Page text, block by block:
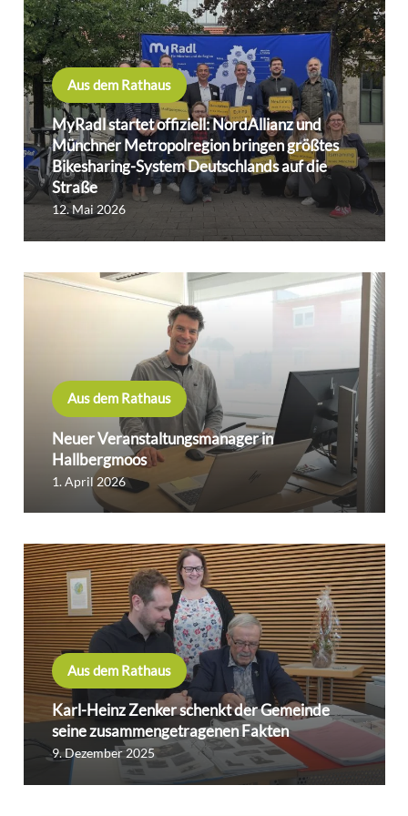
Aus dem Rathaus
MyRadl startet offiziell: NordAllianz und
Münchner Metropolregion bringen größtes
Bikesharing-System Deutschlands auf die
Straße
12. Mai 2026
Aus dem Rathaus
Neuer Veranstaltungsmanager in
Hallbergmoos
1. April 2026
Aus dem Rathaus
Karl-Heinz Zenker schenkt der Gemeinde
seine zusammengetragenen Fakten
9. Dezember 2025